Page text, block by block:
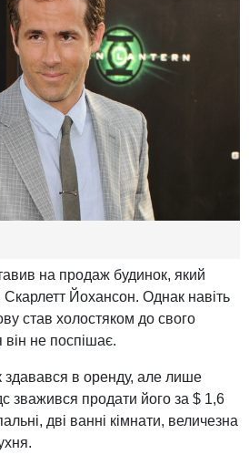
на продаж будинок, який
Скарлетт Йохансон. Однак навіть
став холостяком до свого
не поспішає.
здавався в оренду, але лише
зважився продати його за $ 1,6
дві ванні кімнати, величезна